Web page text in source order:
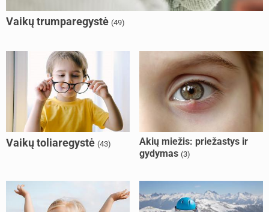
Vaikų trumparegystė (49)
Vaikų toliaregystė (43)
Akių miežis: priežastys ir
gydymas (3)